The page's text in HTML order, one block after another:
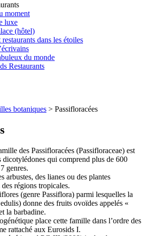
moment
luxe
(hôtel)
dans les étoiles
du monde
Restaurants
botaniques > Passifloracées
des Passifloracées (Passifloraceae) est
dicotylédones qui comprend plus de 600
genres.
arbustes, des lianes ou des plantes
régions tropicales.
(genre Passiflora) parmi lesquelles la
donne des fruits ovoïdes appelés «
la barbadine.
place cette famille dans l’ordre des
rattaché aux Eurosids I.